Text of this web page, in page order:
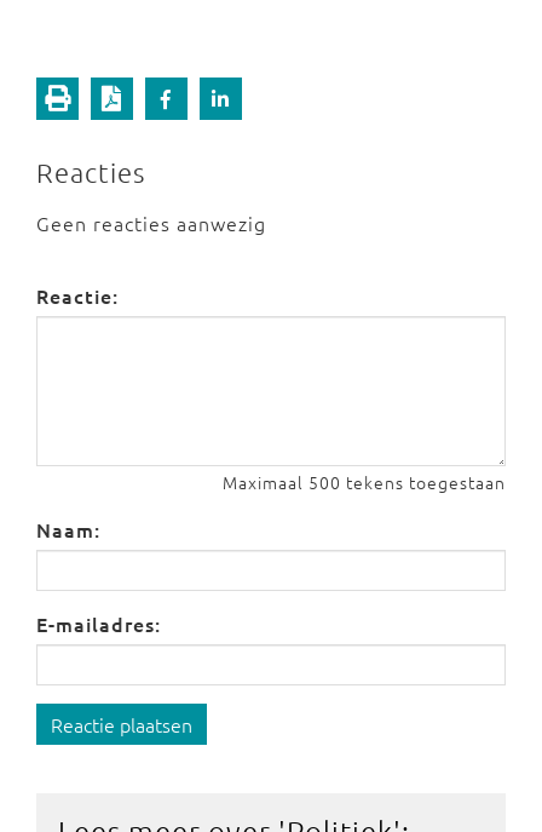
Reacties
Geen reacties aanwezig
Reactie:
Maximaal 500 tekens toegestaan
Naam:
E-mailadres:
Reactie plaatsen